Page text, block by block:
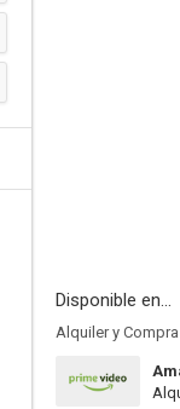
Disponible en...
Alquiler y Compra